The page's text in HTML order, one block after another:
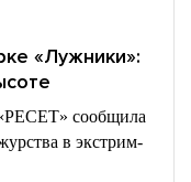
«Лужники»:
сообщила
в экстрим-